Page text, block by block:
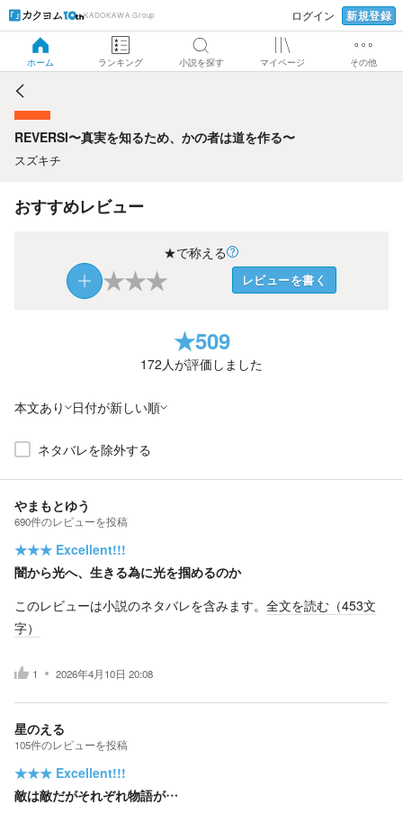
KADOKAWA Group ログイン 新規登録
ホーム ランキング 小説を探す マイページ その他
REVERSI〜真実を知るため、かの者は道を作る〜
REVERSI〜真実を知るため、かの者は道を作る〜
スズキチ
おすすめレビュー
★で称える
★★★ レビューを書く
★509
172人が評価しました
本文あり 日付が新しい順
ネタバレを除外する
やまもとゆう
690件のレビューを投稿
★★★ Excellent!!!
闇から光へ、生きる為に光を掴めるのか
このレビューは小説のネタバレを含みます。 全文を読む（453文
字）
1 2026年4月10日 20:08
星のえる
105件のレビューを投稿
★★★ Excellent!!!
敵は敵だがそれぞれ物語が…